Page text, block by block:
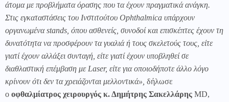
άτομα με προβλήματα όρασης που τα έχουν πραγματικά ανάγκη.
Στις εγκαταστάσεις του Ινστιτούτου Ophthalmica υπάρχουν
οργανωμένα stands, όπου ασθενείς, συνοδοί και επισκέπτες έχουν τη
δυνατότητα να προσφέρουν τα γυαλιά ή τους σκελετούς τους, είτε
γιατί έχουν αλλάξει συνταγή, είτε γιατί έχουν υποβληθεί σε
διαθλαστική επέμβαση με Laser, είτε για οποιοδήποτε άλλο λόγο
κρίνουν ότι δεν τα χρειάζονται μελλοντικά», δήλωσε
ο οφθαλμίατρος χειρουργός κ. Δημήτρης Σακελλάρης MD,